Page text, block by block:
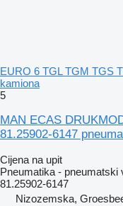
EURO 6 TGL TGM TGS
kamiona
5
MAN ECAS
81.25902-6147
Cijena na upit
Pneumatika - pneumatski
81.25902-6147
Nizozemska,